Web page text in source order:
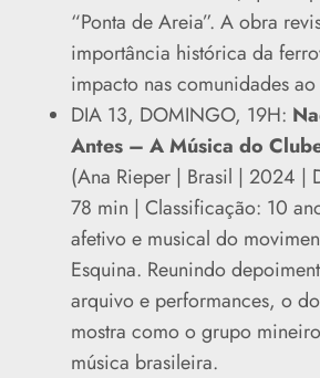
“Ponta de Areia”. A obra
importância histórica da
impacto nas comunidades
DIA 13, DOMINGO, 19H:
Antes – A Música do
(Ana Rieper | Brasil | 2024 |
78 min | Classificação: 10
afetivo e musical do
Esquina. Reunindo
arquivo e performances, o
mostra como o grupo
música brasileira.